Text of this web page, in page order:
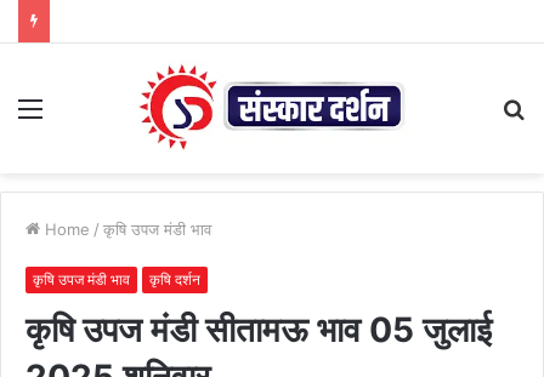
Menu
Home / कृषि उपज मंडी भाव
कृषि उपज मंडी भाव कृषि दर्शन
कृषि उपज मंडी सीतामऊ भाव 05 जुलाई